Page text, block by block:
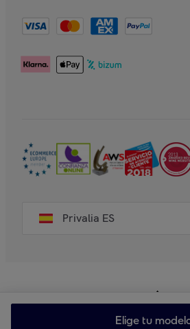
Elige tu
Privalia ES